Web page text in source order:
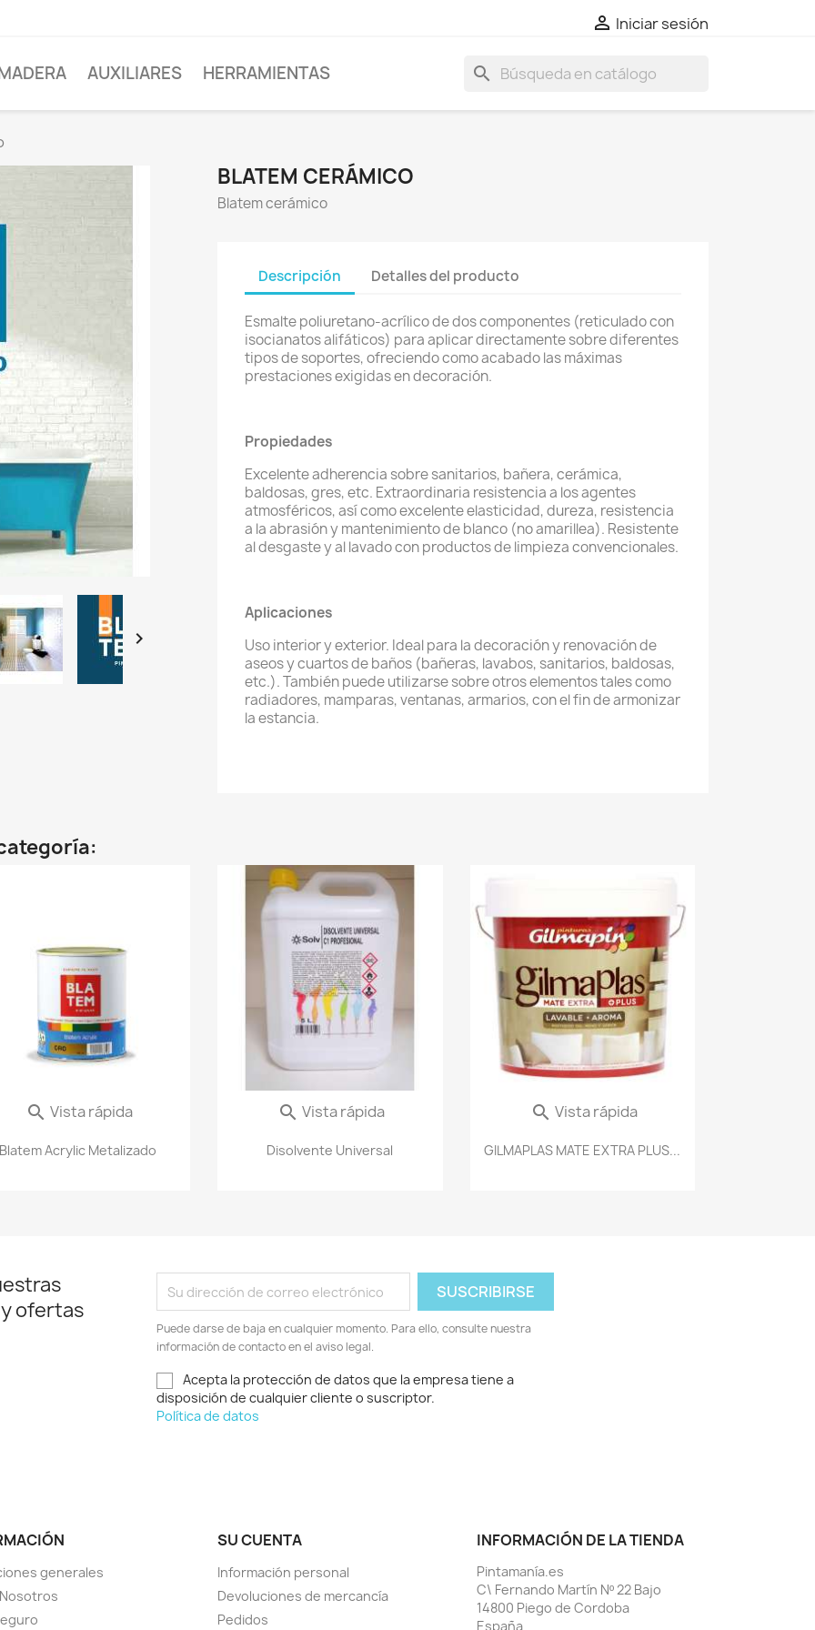
 Iniciar sesión
AUXILIARES HERRAMIENTAS search

BLATEM CERÁMICO
Blatem cerámico
Descripción Detalles del producto
Esmalte poliuretano-acrílico de dos componentes (reticulado con
isocianatos alifáticos) para aplicar directamente sobre diferentes
tipos de soportes, ofreciendo como acabado las máximas
prestaciones exigidas en decoración.
Propiedades
Excelente adherencia sobre sanitarios, bañera, cerámica,
baldosas, gres, etc. Extraordinaria resistencia a los agentes
atmosféricos, así como excelente elasticidad, dureza, resistencia
a la abrasión y mantenimiento de blanco (no amarillea). Resistente
al desgaste y al lavado con productos de limpieza convencionales.
Aplicaciones
Uso interior y exterior. Ideal para la decoración y renovación de
aseos y cuartos de baños (bañeras, lavabos, sanitarios, baldosas,
etc.). También puede utilizarse sobre otros elementos tales como
radiadores, mamparas, ventanas, armarios, con el fin de armonizar
la estancia.
Acrylic Metalizado
 Vista rápida
Disolvente Universal
 Vista rápida
GILMAPLAS MATE EXTRA PLUS...
 Vista rápida
ofertas
Puede darse de baja en cualquier momento. Para ello, consulte nuestra
información de contacto en el aviso legal.
Acepta la protección de datos que la empresa tiene a
disposición de cualquier cliente o suscriptor.
Política de datos
generales
SU CUENTA
Información personal
Devoluciones de mercancía
Pedidos
INFORMACIÓN DE LA TIENDA
Pintamanía.es
C\ Fernando Martín Nº 22 Bajo
14800 Piego de Cordoba
España